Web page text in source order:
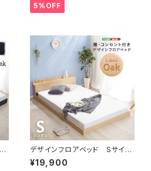
5%OFF
デザインフロアベッド Sサイ
ズ 【Lani-ラニ-】 MOD-S-
OAK
¥19,900